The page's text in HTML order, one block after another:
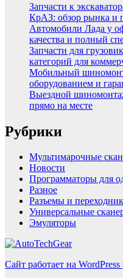
Запчасти к
КрАЗ: обзор рынка и
Автомобили Лада у
качества и полный
Запчасти для
категорий для
Мобильный
оборудованием и
Выездной
прямо на месте
Рубрики
Мультимарочные
Новости
Программаторы для
Разное
Разъемы и
Универсальные
Эмуляторы
Сайт работает на WordPress